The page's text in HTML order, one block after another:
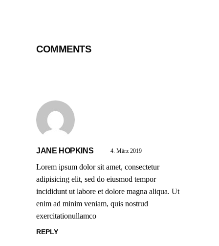
COMMENTS
JANE HOPKINS 4. März 2019
Lorem ipsum dolor sit amet, consectetur
adipisicing elit, sed do eiusmod tempor
incididunt ut labore et dolore magna aliqua. Ut
enim ad minim veniam, quis nostrud
exercitationullamco
REPLY